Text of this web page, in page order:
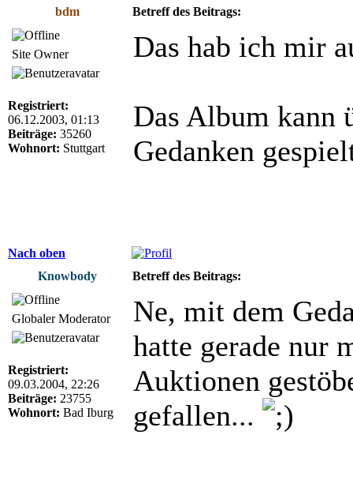
bdm
Betreff des Beitrags:
Site Owner
Registriert:
06.12.2003, 01:13
Beiträge: 35260
Wohnort: Stuttgart
Das hab ich mir
Das Album kann
Gedanken
Nach oben
Knowbody
Betreff des Beitrags:
Globaler Moderator
Registriert:
09.03.2004, 22:26
Beiträge: 23755
Wohnort: Bad Iburg
Ne, mit dem
hatte gerade nur
Auktionen
gefallen...